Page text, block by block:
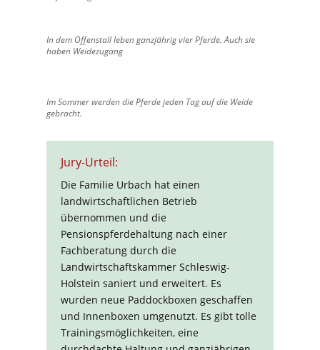
In dem Offenstall leben ganzjährig vier Pferde. Auch sie
haben Weidezugang
Im Sommer werden die Pferde jeden Tag auf die Weide
gebracht.
Jury-Urteil:
Die Familie Urbach hat einen
landwirtschaftlichen Betrieb
übernommen und die
Pensionspferdehaltung nach einer
Fachberatung durch die
Landwirtschaftskammer Schleswig-
Holstein saniert und erweitert. Es
wurden neue Paddockboxen geschaffen
und Innenboxen umgenutzt. Es gibt tolle
Trainingsmöglichkeiten, eine